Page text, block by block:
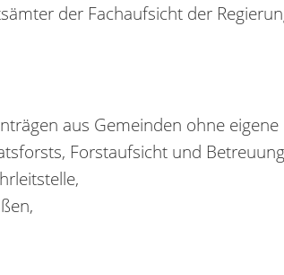
der Fachaufsicht der
aus Gemeinden ohne
Forstaufsicht und